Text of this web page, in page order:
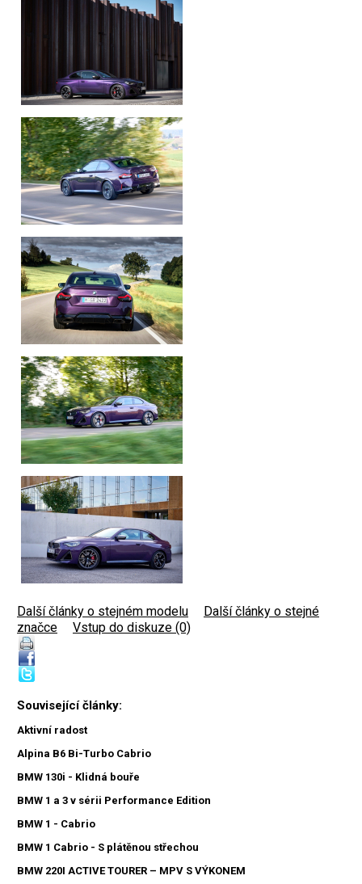
Další články o stejném modelu
Další články o stejné
značce
Vstup do diskuze (0)
Související články:
Aktivní radost
Alpina B6 Bi-Turbo Cabrio
BMW 130i - Klidná bouře
BMW 1 a 3 v sérii Performance Edition
BMW 1 - Cabrio
BMW 1 Cabrio - S plátěnou střechou
BMW 220I ACTIVE TOURER – MPV S VÝKONEM